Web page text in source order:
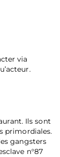
via
Ils sont
primordiales.
gangsters
n°87